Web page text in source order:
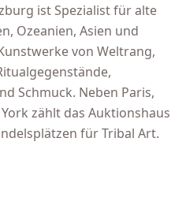
ist Spezialist für alte
Ozeanien, Asien und
von Weltrang,
Schmuck. Neben Paris,
zählt das Auktionshaus
für Tribal Art.